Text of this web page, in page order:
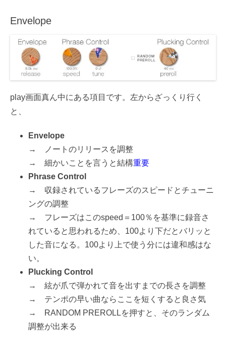
Envelope
play画面真ん中にある項目です。左からざっくり行く
と、
Envelope
→ ノートのリリースを調整
→ 細かいことを言うと結構重要
Phrase Control
→ 収録されているフレーズのスピードとチューニ
ングの調整
→ フレーズはこのspeed＝100％を基準に録音さ
れていると思われるため、100より下だとバリッと
した音になる。100より上で使う分には違和感はな
い。
Plucking Control
→ 絃が爪で弾かれて音を出すまでの長さを調整
→ テンポの早い曲ならここを短くすると良さ気
→ RANDOM PREROLLを押すと、そのランダム
調整が出来る